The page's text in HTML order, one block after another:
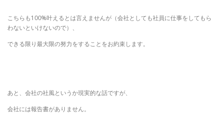
こちらも100%叶えるとは言えませんが（会社としても社員に仕事をしてもら
わないといけないので）、
できる限り最大限の努力をすることをお約束します。
あと、会社の社風というか現実的な話ですが、
会社には報告書がありません。